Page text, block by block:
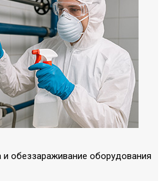
и обеззараживание оборудования